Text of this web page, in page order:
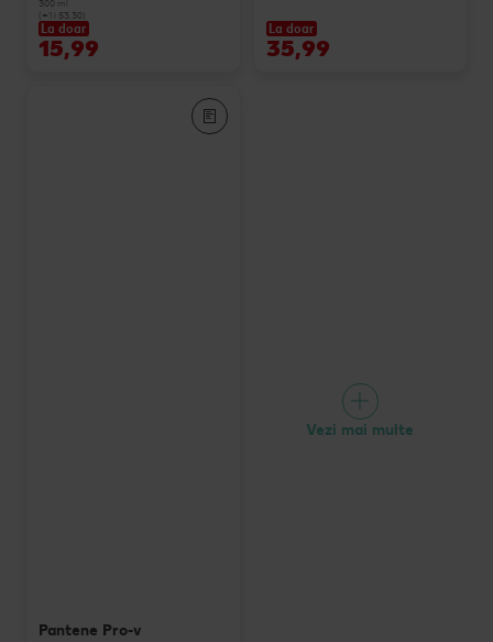
(=1 l 53.30)
La doar
15,99
La doar
35,99
Pantene Pro-v
Vezi mai multe